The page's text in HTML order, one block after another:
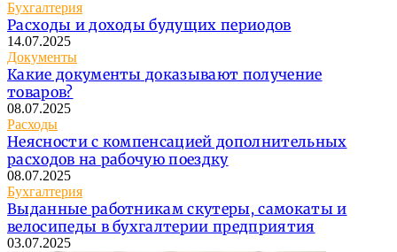
Бухгалтерия
Расходы и доходы будущих периодов
14.07.2025
Документы
Какие документы доказывают получение
товаров?
08.07.2025
Расходы
Неясности с компенсацией дополнительных
расходов на рабочую поездку
08.07.2025
Бухгалтерия
Выданные работникам скутеры, самокаты и
велосипеды в бухгалтерии предприятия
03.07.2025